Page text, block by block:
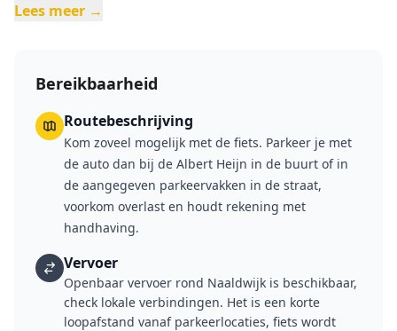
ego’s, professionele begeleiding en trainingsmiddelen
kleedkamers met douches aanwezig.
Lees meer →
Bereikbaarheid
Routebeschrijving
Kom zoveel mogelijk met de fiets. Parkeer je met
de auto dan bij de Albert Heijn in de buurt of in
de aangegeven parkeervakken in de straat,
voorkom overlast en houdt rekening met
handhaving.
Vervoer
Openbaar vervoer rond Naaldwijk is beschikbaar,
check lokale verbindingen. Het is een korte
loopafstand vanaf parkeerlocaties, fiets wordt